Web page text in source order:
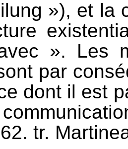
»), et la
». Les
par
dont il est
tr.